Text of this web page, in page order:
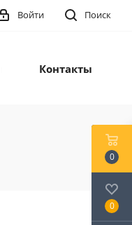
Поиск
Войти
Контакты
0
0